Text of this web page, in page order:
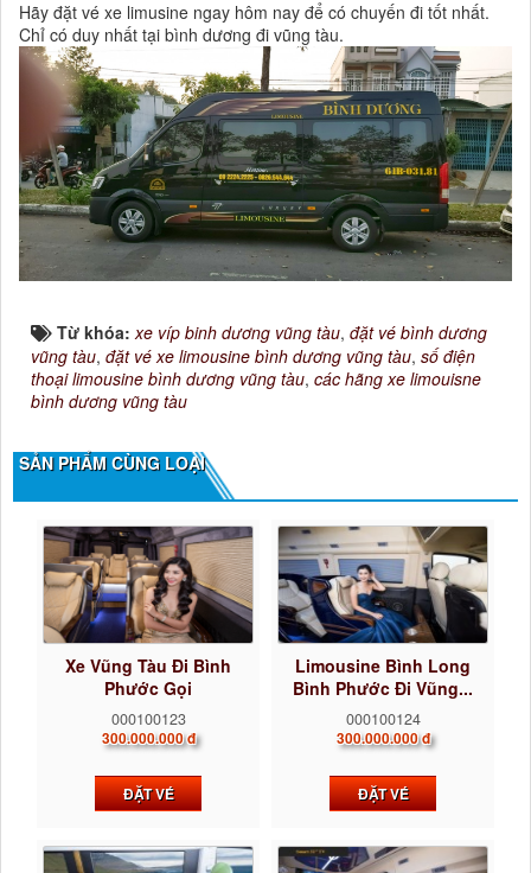
Hãy đặt vé xe limusine ngay hôm nay để có chuyến đi tốt nhất.
Chỉ có duy nhất tại bình dương đi vũng tàu.
Từ khóa:xe víp binh dương vũng tàu, đặt vé bình dương
vũng tàu, đặt vé xe limousine bình dương vũng tàu, số điện
thoại limousine bình dương vũng tàu, các hãng xe limouisne
bình dương vũng tàu
SẢN PHẨM CÙNG LOẠI
Xe Vũng Tàu Đi Bình
Phước Gọi
0922242225...
000100123
300.000.000 đ
ĐẶT VÉ
Limousine Bình Long
Bình Phước Đi Vũng...
000100124
300.000.000 đ
ĐẶT VÉ